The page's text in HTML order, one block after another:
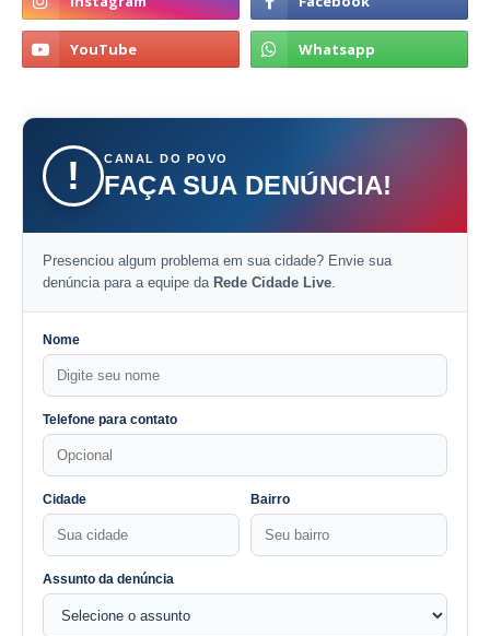
! CANAL DO POVO
FAÇA SUA DENÚNCIA!
Presenciou algum problema em sua cidade? Envie sua
denúncia para a equipe da Rede Cidade Live.
Nome
Telefone para contato
Cidade Bairro
Assunto da denúncia